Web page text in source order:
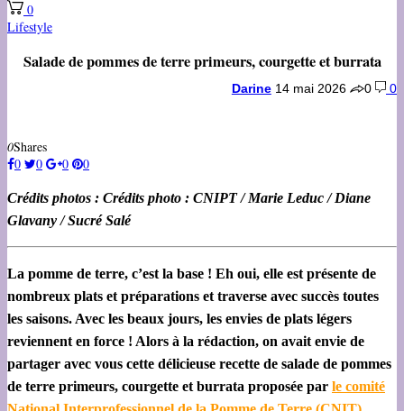
0
Lifestyle
Salade de pommes de terre primeurs, courgette et burrata
Darine 14 mai 2026 0 0
0Shares
0
0 0 0
Crédits photos : Crédits photo : CNIPT / Marie Leduc / Diane
Glavany / Sucré Salé
La pomme de terre, c’est la base ! Eh oui, elle est présente de
nombreux plats et préparations et traverse avec succès toutes
les saisons. Avec les beaux jours, les envies de plats légers
reviennent en force ! Alors à la rédaction, on avait envie de
partager avec vous cette délicieuse recette de salade de pommes
de terre primeurs, courgette et burrata proposée par le comité